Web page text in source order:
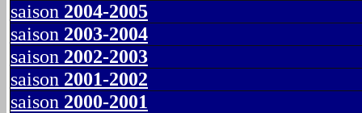
saison 2004-2005
saison 2003-2004
saison 2002-2003
saison 2001-2002
saison 2000-2001